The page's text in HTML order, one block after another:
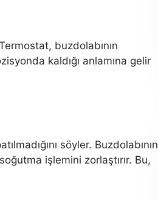
buzdolabının
kaldığı anlamına gelir
söyler. Buzdolabının
işlemini zorlaştırır. Bu,